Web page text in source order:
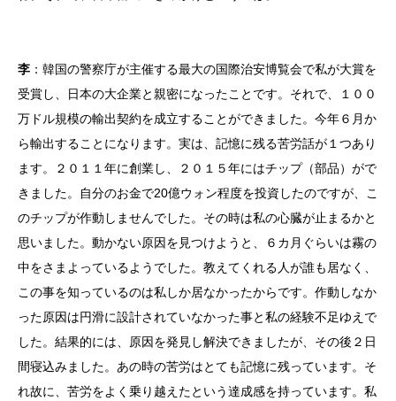
李 ：韓国の警察庁が主催する最大の国際治安博覧会で私が大賞を
受賞し、日本の大企業と親密になったことです。それで、１００
万ドル規模の輸出契約を成立することができました。今年６月か
ら輸出することになります。実は、記憶に残る苦労話が１つあり
ます。２０１１年に創業し、２０１５年にはチップ（部品）がで
きました。自分のお金で20億ウォン程度を投資したのですが、こ
のチップが作動しませんでした。その時は私の心臓が止まるかと
思いました。動かない原因を見つけようと、６カ月ぐらいは霧の
中をさまよっているようでした。教えてくれる人が誰も居なく、
この事を知っているのは私しか居なかったからです。作動しなか
った原因は円滑に設計されていなかった事と私の経験不足ゆえで
した。結果的には、原因を発見し解決できましたが、その後２日
間寝込みました。あの時の苦労はとても記憶に残っています。そ
れ故に、苦労をよく乗り越えたという達成感を持っています。私